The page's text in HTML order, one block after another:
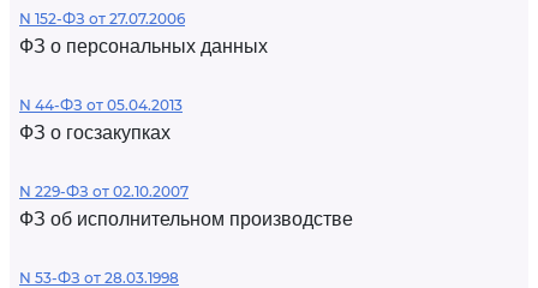
N 152-ФЗ от 27.07.2006
ФЗ о персональных данных
N 44-ФЗ от 05.04.2013
ФЗ о госзакупках
N 229-ФЗ от 02.10.2007
ФЗ об исполнительном производстве
N 53-ФЗ от 28.03.1998